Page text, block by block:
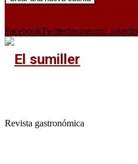
FacebookTwitterInstagramLinkedin
Revista gastronómica